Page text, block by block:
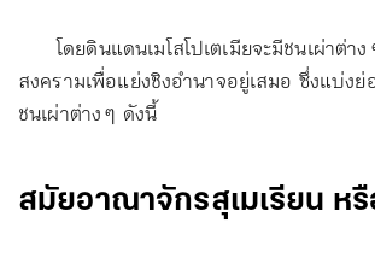
โดยดินแดนเมโสโปเตเมียจะมีชนเผ่าต่าง
สงครามเพื่อแย่งชิงอำนาจอยู่เสมอ ซึ่งแบ่ง
ชนเผ่าต่าง ๆ ดังนี้
สมัยอาณาจักรสุเมเรียน หรื